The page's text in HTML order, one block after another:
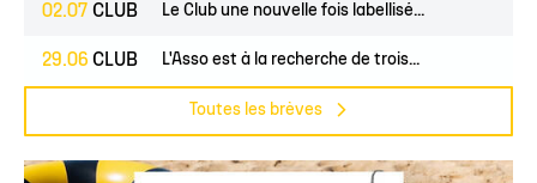
02.07 CLUB Le Club une nouvelle fois labellisé...
29.06 CLUB L'Asso est à la recherche de trois...
Toutes les brèves